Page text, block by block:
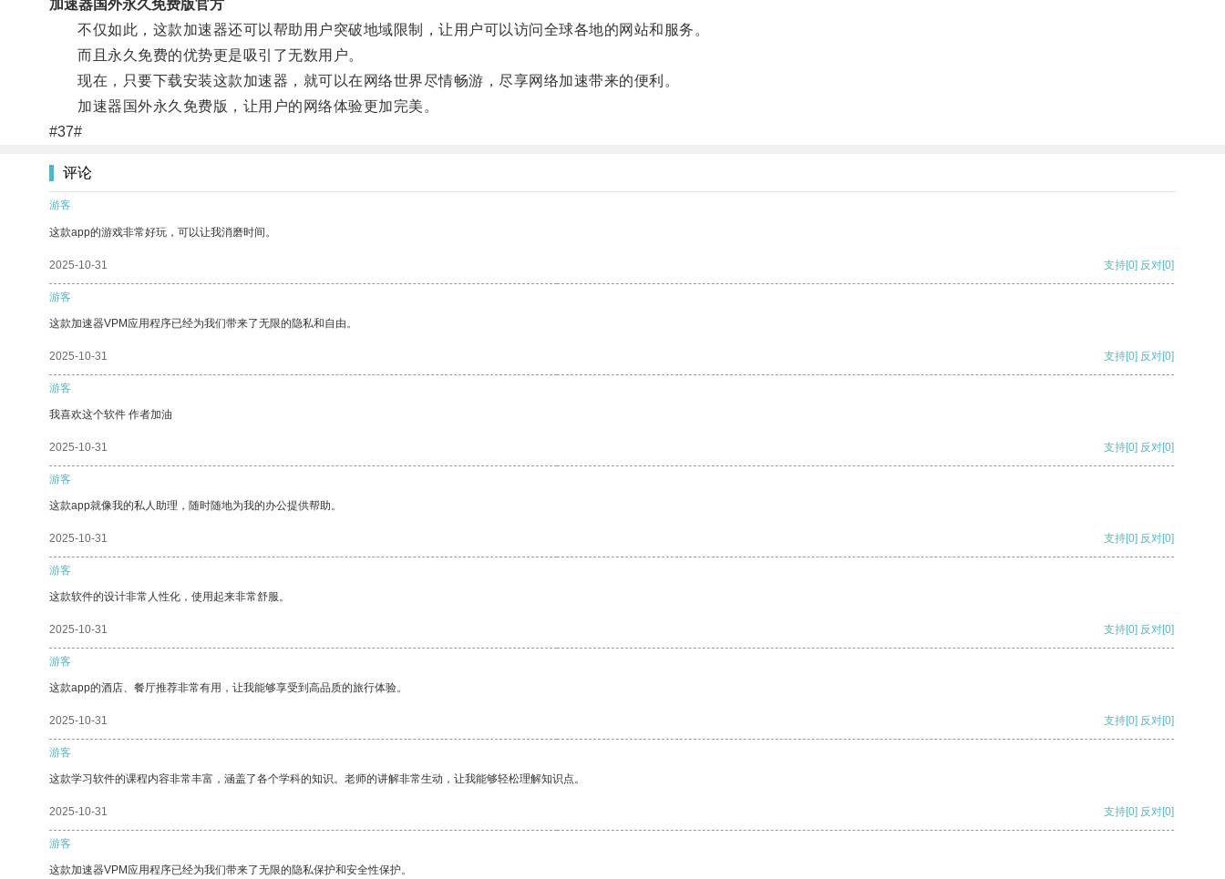
加速器国外永久免费版官方
不仅如此，这款加速器还可以帮助用户突破地域限制，让用户可以访问全球各地的网站和服务。
而且永久免费的优势更是吸引了无数用户。
现在，只要下载安装这款加速器，就可以在网络世界尽情畅游，尽享网络加速带来的便利。
加速器国外永久免费版，让用户的网络体验更加完美。
#37#
评论
游客
这款app的游戏非常好玩，可以让我消磨时间。
2025-10-31 支持[0] 反对[0]
游客
这款加速器VPM应用程序已经为我们带来了无限的隐私和自由。
2025-10-31 支持[0] 反对[0]
游客
我喜欢这个软件 作者加油
2025-10-31 支持[0] 反对[0]
游客
这款app就像我的私人助理，随时随地为我的办公提供帮助。
2025-10-31 支持[0] 反对[0]
游客
这款软件的设计非常人性化，使用起来非常舒服。
2025-10-31 支持[0] 反对[0]
游客
这款app的酒店、餐厅推荐非常有用，让我能够享受到高品质的旅行体验。
2025-10-31 支持[0] 反对[0]
游客
这款学习软件的课程内容非常丰富，涵盖了各个学科的知识。老师的讲解非常生动，让我能够轻松理解知识点。
2025-10-31 支持[0] 反对[0]
游客
这款加速器VPM应用程序已经为我们带来了无限的隐私保护和安全性保护。